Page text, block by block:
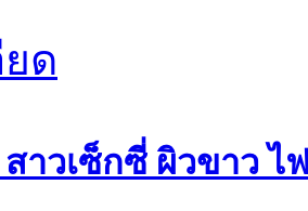
สาวเซ็กซี่ ผิวขาว